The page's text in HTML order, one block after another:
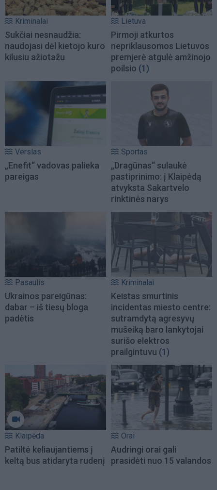
Kriminalai
Sukčiai nesnaudžia:
naudojasi dėl kietojo kuro
kilusiu ažiotažu
Lietuva
Pirmoji atkurtos
nepriklausomos Lietuvos
premjerė atgulė amžinojo
poilsio (1)
Verslas
„Enefit“ vadovas palieka
pareigas
Sportas
„Dragūnas“ sulaukė
pastiprinimo: į Klaipėdą
atvyksta Sakartvelo
rinktinės narys
Pasaulis
Ukrainos pareigūnas:
dabar – iš tiesų bloga
padėtis
Kriminalai
Keistas smurtinis
incidentas miesto centre:
sutramdytą agresyvų
mušeiką baro lankytojai
surišo elektros
prailgintuvu (1)
Klaipėda
Patiltė keliaujantiems į
keltą bus atidaryta rudenį
Orai
Audringi orai gali
prasidėti nuo 15 valandos